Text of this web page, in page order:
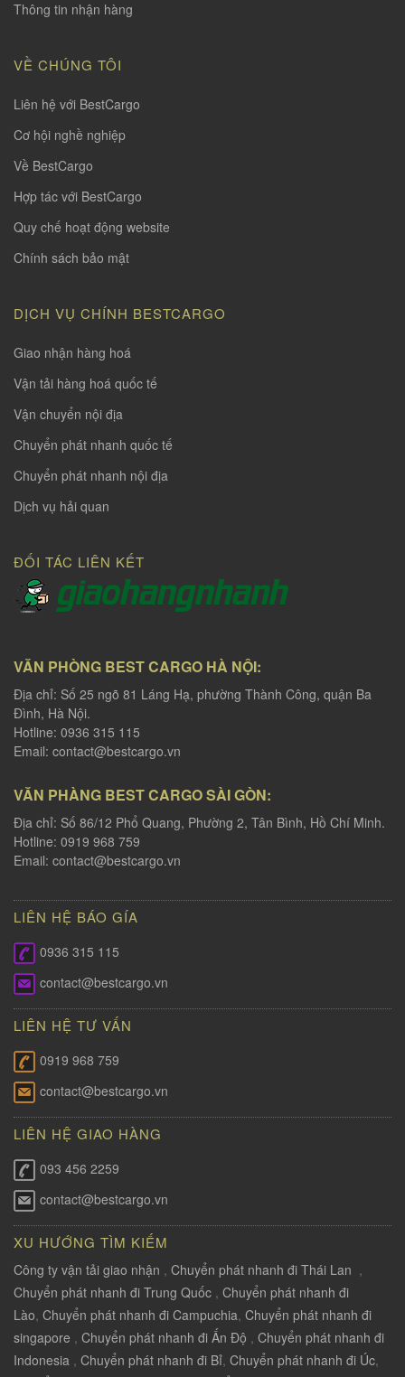
Thông tin nhận hàng
VỀ CHÚNG TÔI
Liên hệ với BestCargo
Cơ hội nghề nghiệp
Về BestCargo
Hợp tác với BestCargo
Quy chế hoạt động website
Chính sách bảo mật
DỊCH VỤ CHÍNH BESTCARGO
Giao nhận hàng hoá
Vận tải hàng hoá quốc tế
Vận chuyển nội địa
Chuyển phát nhanh quốc tế
Chuyển phát nhanh nội địa
Dịch vụ hải quan
ĐỐI TÁC LIÊN KẾT
VĂN PHÒNG BEST CARGO HÀ NỘI:
Địa chỉ: Số 25 ngõ 81 Láng Hạ, phường Thành Công, quận Ba
Đình, Hà Nội.
Hotline: 0936 315 115
Email: contact@bestcargo.vn
VĂN PHÀNG BEST CARGO SÀI GÒN:
Địa chỉ: Số 86/12 Phổ Quang, Phường 2, Tân Bình, Hồ Chí Minh.
Hotline: 0919 968 759
Email: contact@bestcargo.vn
LIÊN HỆ BÁO GÍA
0936 315 115
contact@bestcargo.vn
LIÊN HỆ TƯ VẤN
0919 968 759
contact@bestcargo.vn
LIÊN HỆ GIAO HÀNG
093 456 2259
contact@bestcargo.vn
XU HƯỚNG TÌM KIẾM
Công ty vận tải giao nhận , Chuyển phát nhanh đi Thái Lan ,
Chuyển phát nhanh đi Trung Quốc , Chuyển phát nhanh đi
Lào, Chuyển phát nhanh đi Campuchia, Chuyển phát nhanh đi
singapore , Chuyển phát nhanh đi Ấn Độ , Chuyển phát nhanh đi
Indonesia , Chuyển phát nhanh đi Bỉ, Chuyển phát nhanh đi Úc,